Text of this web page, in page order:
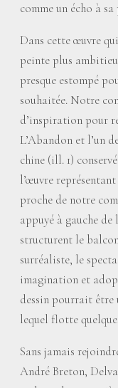
comme un écho à
Dans cette œuvre
peinte plus
presque estompé
souhaitée. Notre
d’inspiration pour
L’Abandon et l’un
chine (ill. 1)
l’œuvre
proche de notre
appuyé à gauche
structurent le
surréaliste, le
imagination et
dessin pourrait être
lequel flotte
Sans jamais
André Breton,